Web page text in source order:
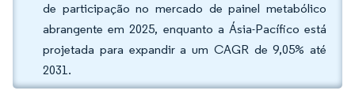
de participação no mercado de painel metabólico
abrangente em 2025, enquanto a Ásia-Pacífico está
projetada para expandir a um CAGR de 9,05% até
2031.